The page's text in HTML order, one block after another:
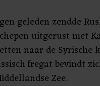
geleden zendde
uitgerust met
naar de Syrische
fregat bevindt
Zee.